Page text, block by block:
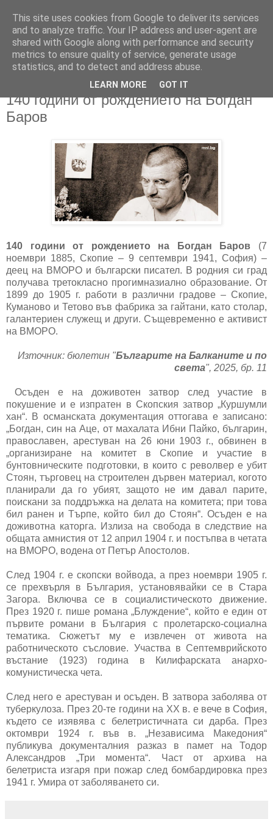
140 години от рождението на Богдан
Баров
140 години от рождението на Богдан Баров (7
ноември 1885, Скопие – 9 септември 1941, София) –
деец на ВМОРО и български писател. В родния си град
получава третокласно прогимназиално образование. От
1899 до 1905 г. работи в различни градове – Скопие,
Куманово и Тетово във фабрика за гайтани, като столар,
галантериен служещ и други. Същевременно е активист
на ВМОРО.
Източник: бюлетин "Българите на Балканите и по
света", 2025, бр. 11
Осъден е на доживотен затвор след участие в
покушение и е изпратен в Скопския затвор „Куршумли
хан“. В османската документация оттогава е записано:
„Богдан, син на Аце, от махалата Ибни Пайко, българин,
православен, арестуван на 26 юни 1903 г., обвинен в
„организиране на комитет в Скопие и участие в
бунтовническите подготовки, в които с револвер е убит
Стоян, търговец на строителен дървен материал, когото
планирали да го убият, защото не им давал парите,
поискани за поддръжка на делата на комитета; при това
бил ранен и Търпе, който бил до Стоян“. Осъден е на
доживотна каторга. Излиза на свобода в следствие на
общата амнистия от 12 април 1904 г. и постъпва в четата
на ВМОРО, водена от Петър Апостолов.
След 1904 г. е скопски войвода, а през ноември 1905 г.
се прехвърля в България, установявайки се в Стара
Загора. Включва се в социалистическото движение.
През 1920 г. пише романа „Блуждение“, който е един от
първите романи в България с пролетарско-социална
тематика. Сюжетът му е извлечен от живота на
работническото съсловие. Участва в Септемврийското
въстаниe (1923) година в Килифарската анархо-
комунистическа чета.
След него е арестуван и осъден. В затвора заболява от
туберкулоза. През 20-те години на XX в. е вече в София,
където се изявява с белетристичната си дарба. През
октомври 1924 г. във в. „Независима Македония“
публикува документалния разказ в памет на Тодор
Александров „Три момента“. Част от архива на
белетриста изгаря при пожар след бомбардировка през
1941 г. Умира от заболяването си.
This site uses cookies from Google to deliver its services
and to analyze traffic. Your IP address and user-agent are
shared with Google along with performance and security
metrics to ensure quality of service, generate usage
statistics, and to detect and address abuse.
LEARN MORE GOT IT